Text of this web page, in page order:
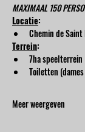
MAXIMAAL 150
Locatie:
Chemin de Saint
Terrein:
7ha speelterrein
Toiletten
Meer weergeven